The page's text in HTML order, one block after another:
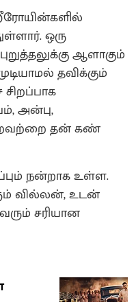
ஒரு
ஆளாகும்
தவிக்கும்
அன்பு,
தன் கண்
நன்றாக உள்ள.
வில்லன், உடன்
சரியான